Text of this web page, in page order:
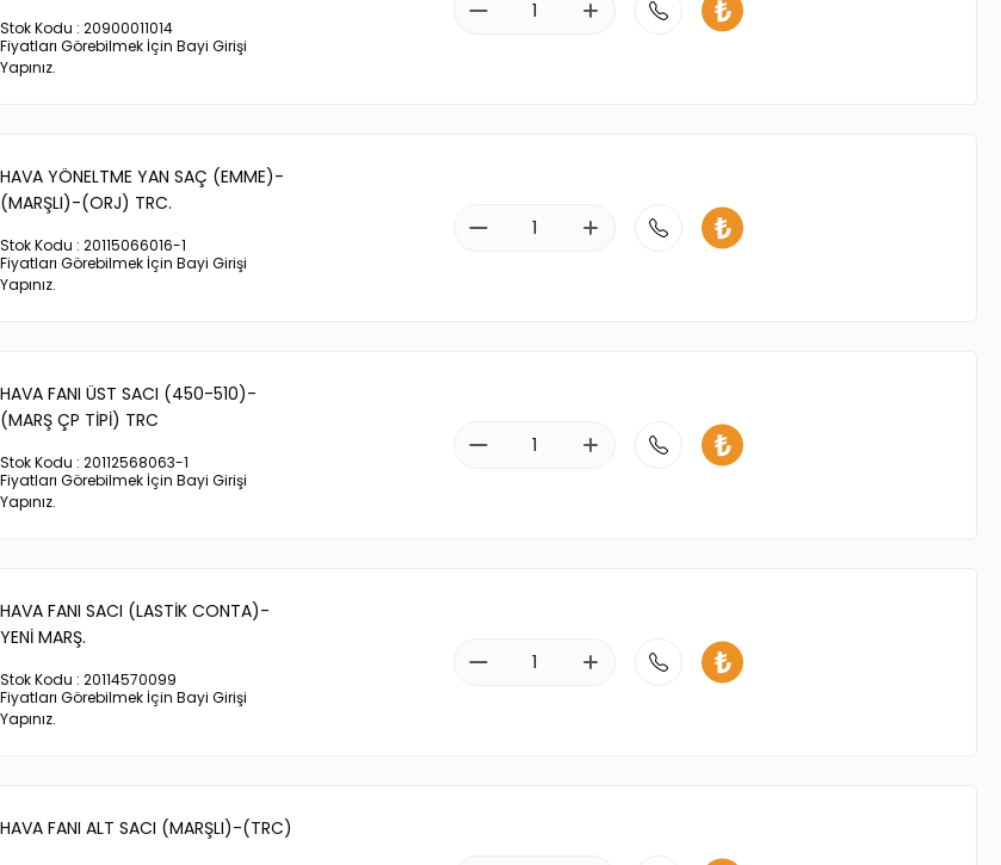
Stok Kodu : 20900011014
Fiyatları Görebilmek İçin Bayi Girişi
Yapınız.
HAVA YÖNELTME YAN SAÇ (EMME)-
(MARŞLI)-(ORJ) TRC.
Stok Kodu : 20115066016-1
Fiyatları Görebilmek İçin Bayi Girişi
Yapınız.
HAVA FANI ÜST SACI (450-510)-
(MARŞ ÇP TİPİ) TRC
Stok Kodu : 20112568063-1
Fiyatları Görebilmek İçin Bayi Girişi
Yapınız.
HAVA FANI SACI (LASTİK CONTA)-
YENİ MARŞ.
Stok Kodu : 20114570099
Fiyatları Görebilmek İçin Bayi Girişi
Yapınız.
HAVA FANI ALT SACI (MARŞLI)-(TRC)